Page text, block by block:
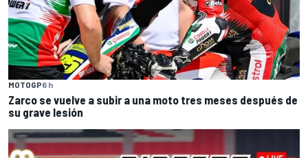
MOTOGP6 h
Zarco se vuelve a subir a una moto tres meses después de
su grave lesión